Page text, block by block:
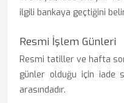
ilgili bankaya geçtiğini
Resmi İşlem Günleri
Resmi tatiller ve hafta
günler olduğu için iade
arasındadır.